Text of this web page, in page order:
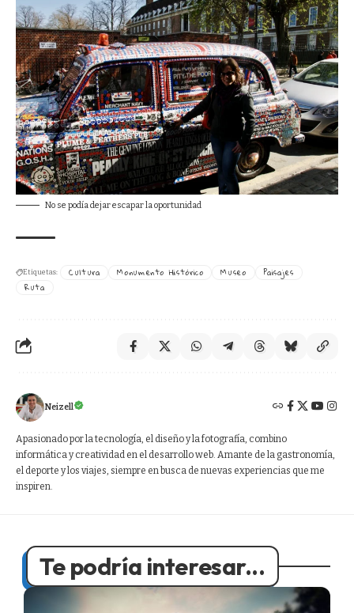
No se podía dejar escapar la oportunidad
Etiquetas: Cultura Monumento Histórico Museo
Paisajes
Ruta
Neizell
Apasionado por la tecnología, el diseño y la fotografía, combino
informática y creatividad en el desarrollo web. Amante de la gastronomía,
el deporte y los viajes, siempre en busca de nuevas experiencias que me
inspiren.
Te podría interesar...